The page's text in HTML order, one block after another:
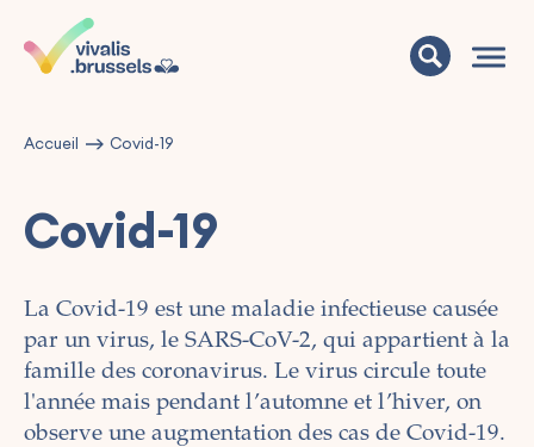
Accueil Covid-19
Covid-19
La Covid-19 est une maladie infectieuse causée
par un virus, le SARS-CoV-2, qui appartient à la
famille des coronavirus. Le virus circule toute
l'année mais pendant l’automne et l’hiver, on
observe une augmentation des cas de Covid-19.